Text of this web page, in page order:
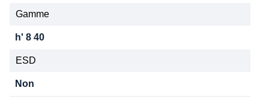
Gamme
h' 8 40
ESD
Non